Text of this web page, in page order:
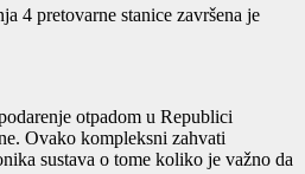
4 pretovarne stanice završena je
otpadom u Republici
Ovako kompleksni zahvati
sustava o tome koliko je važno da